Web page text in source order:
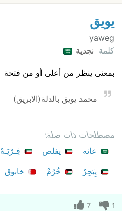
يويق
yaweg
كلمة نجدية
بمعنى ينظر من أعلى أو من فتحة
محمد يويق بالدلة(الابريق)
مصطلحات ذات صلة:
عانه
يفلص فِـرْيَـهْ
يِبَحِرْ
خُرُمْ خابوق
1
7